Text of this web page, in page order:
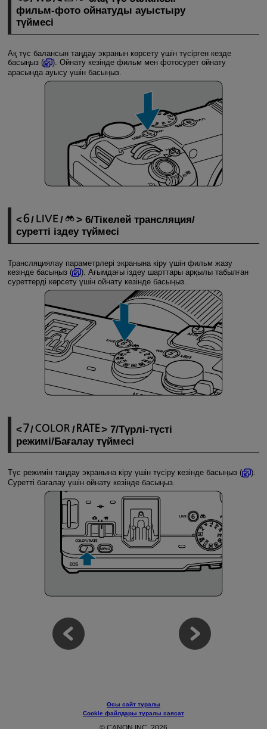
фильм-фото ойнатуды ауыстыру
түймесі
Ақ түс балансын таңдау экранын көрсету үшін түсірген кезде
басыңыз (
). Ойнату кезінде фильм мен фотосурет ойнату
арасында ауысу үшін басыңыз.
/ /
6/Тікелей трансляция/
суретті іздеу түймесі
Трансляциялау параметрлері экранына кіру үшін фильм жазу
кезінде басыңыз (
). Ағымдағы іздеу шарттары арқылы табылған
суреттерді көрсету үшін ойнату кезінде басыңыз.
/ /
7/Түрлі-түсті
режимі/Бағалау түймесі
Түс режимін таңдау экранына кіру үшін түсіру кезінде басыңыз (
).
Суретті бағалау үшін ойнату кезінде басыңыз.
Осы сайт туралы
Cookie файлдары туралы саясат